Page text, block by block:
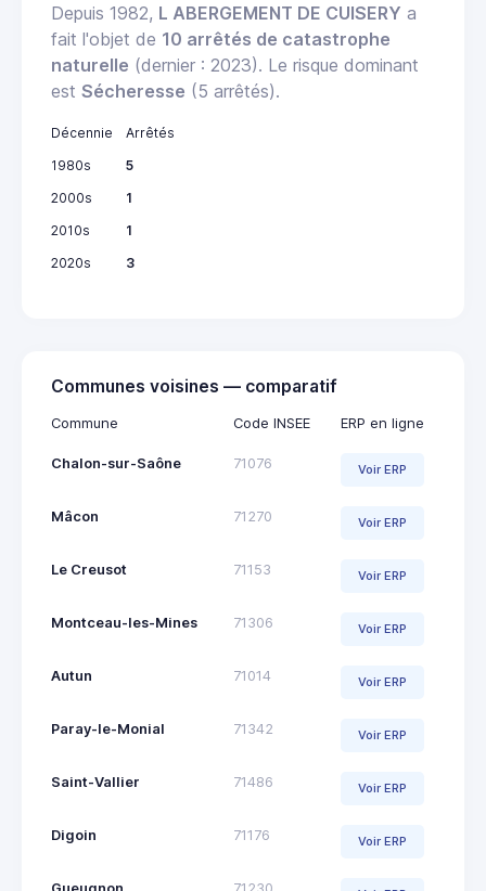
Depuis 1982, L ABERGEMENT DE CUISERY a
fait l'objet de 10 arrêtés de catastrophe
naturelle (dernier : 2023). Le risque dominant
est Sécheresse (5 arrêtés).
Décennie
Arrêtés
1980s
5
2000s
1
2010s
1
2020s
3
Communes voisines — comparatif
Commune Code INSEE ERP en ligne
Chalon-sur-Saône 71076 Voir ERP
Mâcon 71270 Voir ERP
Le Creusot 71153 Voir ERP
Montceau-les-Mines 71306 Voir ERP
Autun 71014 Voir ERP
Paray-le-Monial 71342 Voir ERP
Saint-Vallier 71486 Voir ERP
Digoin 71176 Voir ERP
Gueugnon 71230